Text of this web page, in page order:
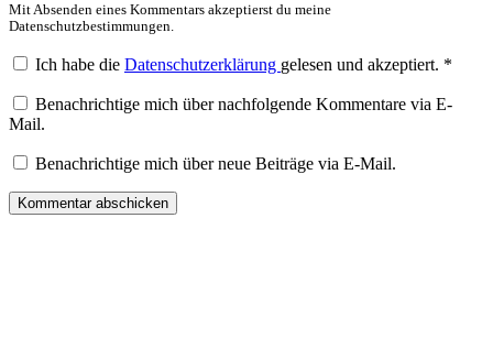
Mit Absenden eines Kommentars akzeptierst du meine
Datenschutzbestimmungen.
Ich habe die Datenschutzerklärung gelesen und akzeptiert. *
Benachrichtige mich über nachfolgende Kommentare via E-
Mail.
Benachrichtige mich über neue Beiträge via E-Mail.